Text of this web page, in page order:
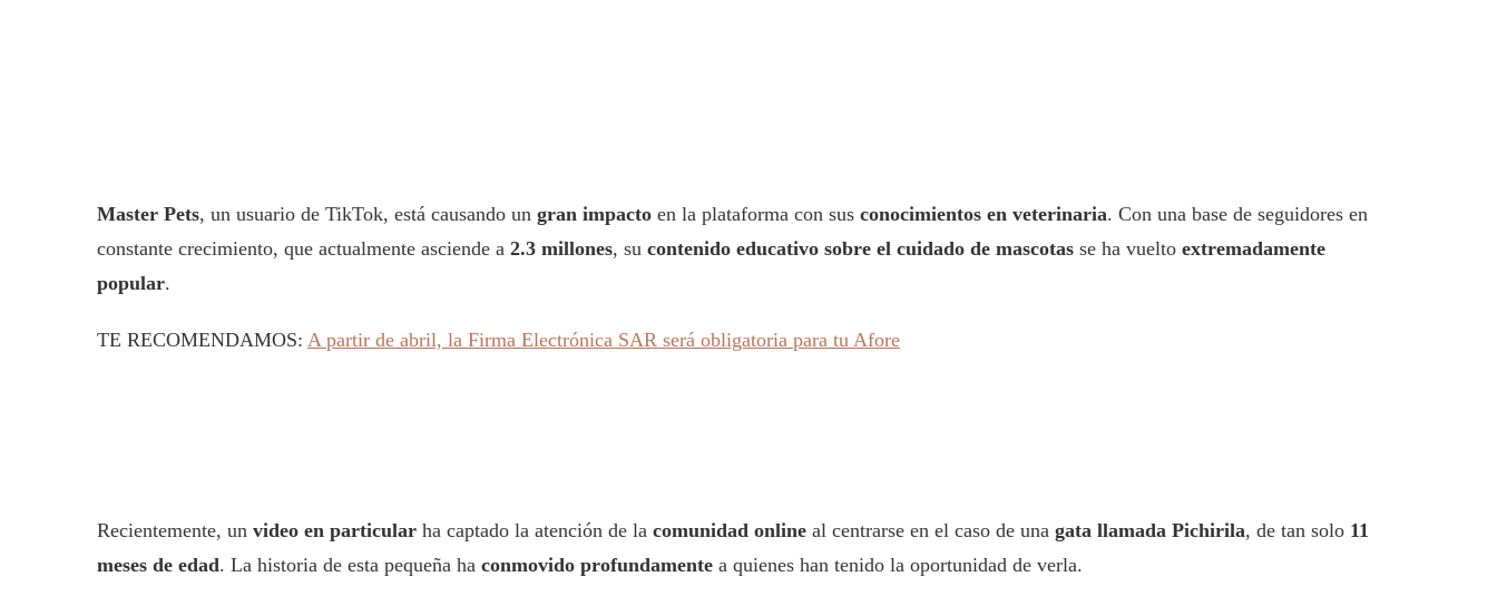
Master Pets, un usuario de TikTok, está causando un gran impacto en la plataforma con sus conocimientos en veterinaria. Con una base de seguidores en
constante crecimiento, que actualmente asciende a 2.3 millones, su contenido educativo sobre el cuidado de mascotas se ha vuelto extremadamente
popular.
TE RECOMENDAMOS: A partir de abril, la Firma Electrónica SAR será obligatoria para tu Afore
Recientemente, un video en particular ha captado la atención de la comunidad online al centrarse en el caso de una gata llamada Pichirila, de tan solo 11
meses de edad. La historia de esta pequeña ha conmovido profundamente a quienes han tenido la oportunidad de verla.